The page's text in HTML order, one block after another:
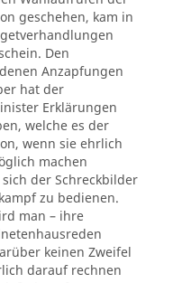
geschehen, kam in
Den
Anzapfungen
hat der
Erklärungen
welche es der
wenn sie ehrlich
machen
der Schreckbilder
zu bedienen.
man – ihre
keinen Zweifel
darauf rechnen